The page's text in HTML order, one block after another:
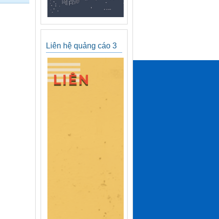
Liên hệ quảng cáo 3